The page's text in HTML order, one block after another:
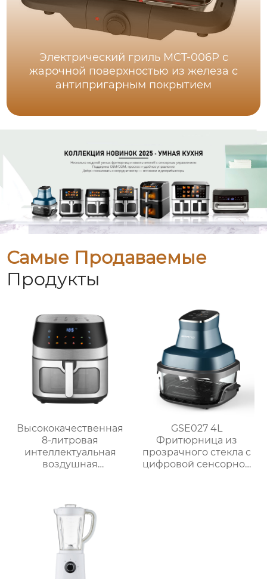
Электрический гриль MCT-006P с
жарочной поверхностью из железа с
антипригарным покрытием
Самые Продаваемые
Продукты
Высококачественная
8-литровая
интеллектуальная
воздушная
GSE042
GSE027 4L
Фритюрница из
прозрачного стекла с
цифровой сенсорной